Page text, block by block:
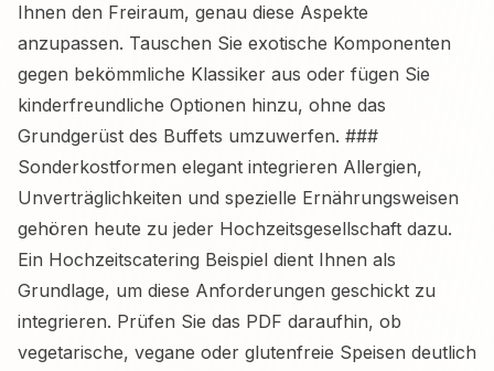
Ihnen den Freiraum, genau diese Aspekte
anzupassen. Tauschen Sie exotische Komponenten
gegen bekömmliche Klassiker aus oder fügen Sie
kinderfreundliche Optionen hinzu, ohne das
Grundgerüst des Buffets umzuwerfen. ###
Sonderkostformen elegant integrieren Allergien,
Unverträglichkeiten und spezielle Ernährungsweisen
gehören heute zu jeder Hochzeitsgesellschaft dazu.
Ein Hochzeitscatering Beispiel dient Ihnen als
Grundlage, um diese Anforderungen geschickt zu
integrieren. Prüfen Sie das PDF daraufhin, ob
vegetarische, vegane oder glutenfreie Speisen deutlich